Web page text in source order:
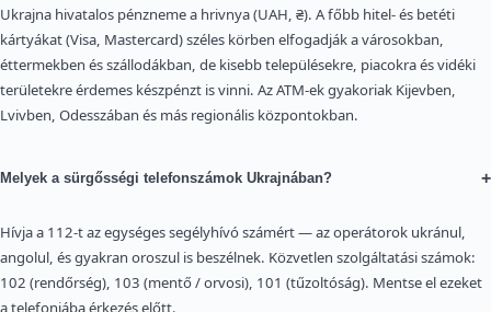
Ukrajna hivatalos pénzneme a hrivnya (UAH, ₴). A főbb hitel- és betéti
kártyákat (Visa, Mastercard) széles körben elfogadják a városokban,
éttermekben és szállodákban, de kisebb településekre, piacokra és vidéki
területekre érdemes készpénzt is vinni. Az ATM-ek gyakoriak Kijevben,
Lvivben, Odesszában és más regionális központokban.
Melyek a sürgősségi telefonszámok Ukrajnában? +
Hívja a 112-t az egységes segélyhívó számért — az operátorok ukránul,
angolul, és gyakran oroszul is beszélnek. Közvetlen szolgáltatási számok:
102 (rendőrség), 103 (mentő / orvosi), 101 (tűzoltóság). Mentse el ezeket
a telefonjába érkezés előtt.